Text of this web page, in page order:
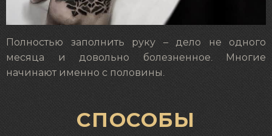
Полностью заполнить руку – дело не одного
месяца и довольно болезненное. Многие
начинают именно с половины.
СПОСОБЫ